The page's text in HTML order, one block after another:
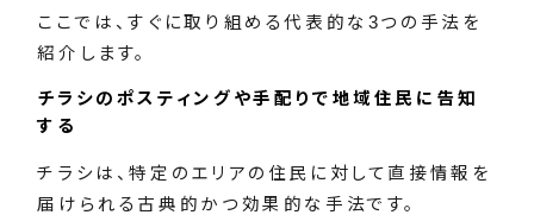
ここでは、すぐに取り組める代表的な3つの手法を
紹介します。
チラシのポスティングや手配りで地域住民に告知
する
チラシは、特定のエリアの住民に対して直接情報を
届けられる古典的かつ効果的な手法です。